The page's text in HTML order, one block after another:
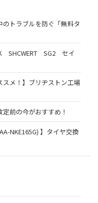
のトラブルを防ぐ「無料タ
SHCWERT SG2 セイ
スメ！】ブリヂストン工場
前の今がおすすめ！
NKE165G) 】タイヤ交換